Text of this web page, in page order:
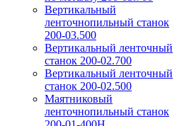
Вертикальный
ленточнопильный станок
200-03.500
Вертикальный ленточный
станок 200-02.700
Вертикальный ленточный
станок 200-02.500
Маятниковый
ленточнопильный станок